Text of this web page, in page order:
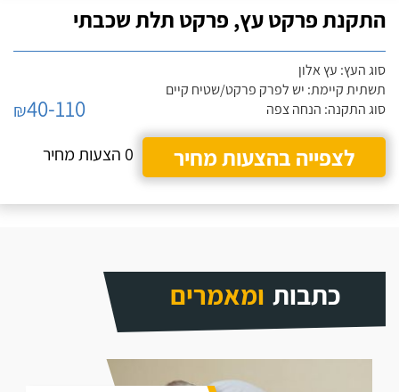
התקנת פרקט עץ, פרקט תלת שכבתי
סוג העץ: עץ אלון
תשתית קיימת: יש לפרק פרקט/שטיח קיים
סוג התקנה: הנחה צפה
₪40-110
לצפייה בהצעות מחיר
0 הצעות מחיר
כתבות ומאמרים